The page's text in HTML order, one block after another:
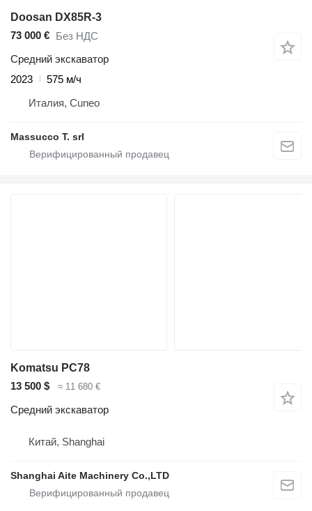
Doosan DX85R-3
73 000 € Без НДС
Средний экскаватор
2023
575 м/ч
Италия, Cuneo
Massucco T. srl
Komatsu PC78
13 500 $
≈ 11 680 €
Средний экскаватор
Китай, Shanghai
Shanghai Aite Machinery Co.,LTD